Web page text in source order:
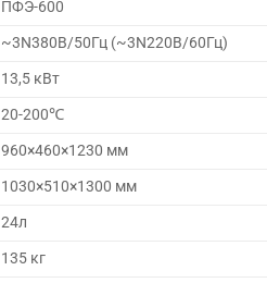
ПФЭ-600
~3N380В/50Гц (~3N220В/60Гц)
13,5 кВт
20-200℃
960×460×1230 мм
1030×510×1300 мм
24л
135 кг